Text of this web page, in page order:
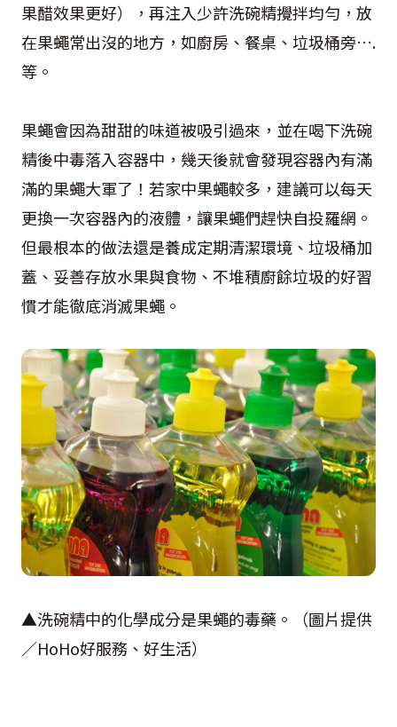
果醋效果更好），再注入少許洗碗精攪拌均勻，放
在果蠅常出沒的地方，如廚房、餐桌、垃圾桶旁….
等。
果蠅會因為甜甜的味道被吸引過來，並在喝下洗碗
精後中毒落入容器中，幾天後就會發現容器內有滿
滿的果蠅大軍了！若家中果蠅較多，建議可以每天
更換一次容器內的液體，讓果蠅們趕快自投羅網。
但最根本的做法還是養成定期清潔環境、垃圾桶加
蓋、妥善存放水果與食物、不堆積廚餘垃圾的好習
慣才能徹底消滅果蠅。
▲洗碗精中的化學成分是果蠅的毒藥。（圖片提供
／HoHo好服務、好生活）